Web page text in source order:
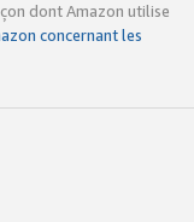
dont Amazon utilise
concernant les